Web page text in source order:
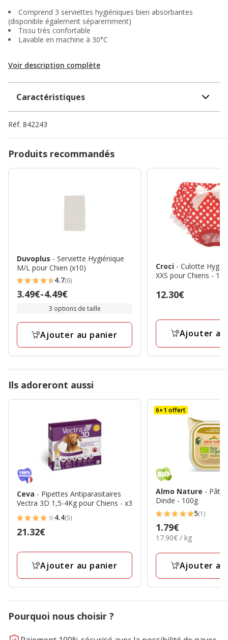
Comprend 3 serviettes hygiéniques bien absorbantes
(disponible également séparemment)
Tissu très confortable
Lavable en machine à 30°C
Voir description complète
Caractéristiques
Réf. 842243
Produits recommandés
Duvoplus - Serviette Hygiénique
M/L pour Chien (x10)
4.7
étoiles
6
4.7(6)
Prix
4.49€
3.49€-4.49€
3 options de taille
Ajouter au panier
Croci - Culotte
XXS pour Chiens -
Prix
12.30€
Ajouter
Ils adoreront aussi
Ceva - Pipettes Antiparasitaires
Vectra 3D 1,5-4Kg pour Chiens - x3
4.4
étoiles
4.4(5)
Prix
21.32€
Ajouter au panier
6+1 offert
Almo Nature -
Dinde - 100g
5
étoiles
avec
1
5(1)
Prix
1.79€
1.79€
17.90€
Kg
17.90€ / kg
Ajouter
Pourquoi nous choisir ?